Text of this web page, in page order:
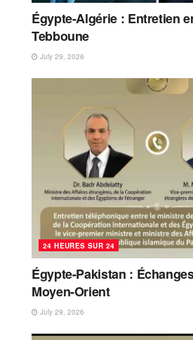
Égypte-Algérie : Entretien
Tebboune
July 29, 2026
24 HEURES SUR 24
Égypte-Pakistan :
Moyen-Orient
July 29, 2026